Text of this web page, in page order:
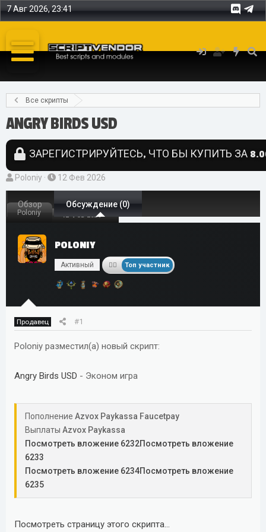
7 Авг 2026, 23:41
Все скрипты
ANGRY BIRDS USD
ЗАРЕГИСТРИРУЙТЕСЬ, ЧТО БЫ КУПИТЬ ЗА 8.00
А
в
т
о
е
Poloniy
Д
а
т
а
а
ч
а
л
12 Фев 2026
Обзор Обсуждение (0)
Poloniy 12 Фев 2026
POLONIY
Активный Топ участник
Продавец #1
Poloniy разместил(а) новый скрипт:
Angry Birds USD - Эконом игра
Пополнение Azvox Paykassa Faucetpay
Выплаты Azvox Paykassa
Посмотреть вложение 6232Посмотреть вложение
6233
Посмотреть вложение 6234Посмотреть вложение
6235
Посмотреть страницу этого скрипта...